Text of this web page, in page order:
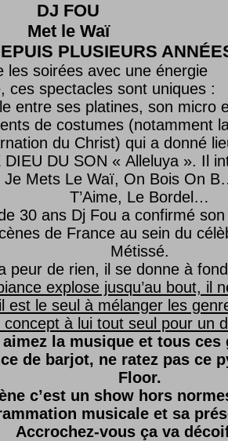
DJ FOU
Met le Waï
PLUSIEURS
les soirées avec une énergie
ces spectacles sont uniques :
entre ses platines, son micro
de costumes (notamment
du Christ) qui a donné
DU SON « Alleluya ». Il
Je Mets Le Waï, On Bois On
T’Aime, Le Bordel…
30 ans Dj Fou a confirmé son
de France au sein du
Métissé.
peur de rien, il se donne à
explose jusqu’au bout, il
est le seul à mélanger les
concept à lui tout seul pour un
la musique et tous ces
de barjot, ne ratez pas ce
Floor.
c’est un show hors
musicale et sa
Accrochez-vous ça va